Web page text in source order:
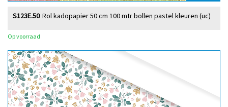
Rol kadopapier 50 cm 100 mtr bollen pastel kleuren (uc)
S123E.50
Op voorraad